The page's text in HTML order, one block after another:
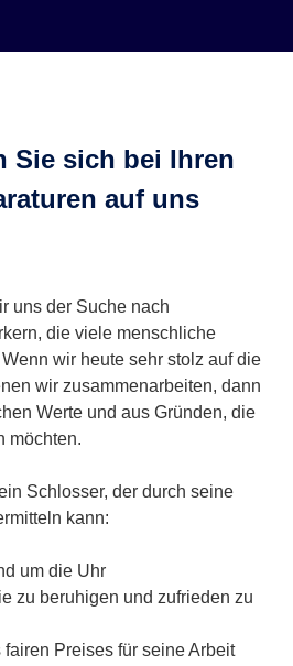
Sie sich bei Ihren
auf uns
uns der Suche nach
die viele menschliche
wir heute sehr stolz auf die
wir zusammenarbeiten, dann
Werte und aus Gründen, die
möchten.
Schlosser, der durch seine
kann:
um die Uhr
zu beruhigen und zufrieden zu
Preises für seine Arbeit